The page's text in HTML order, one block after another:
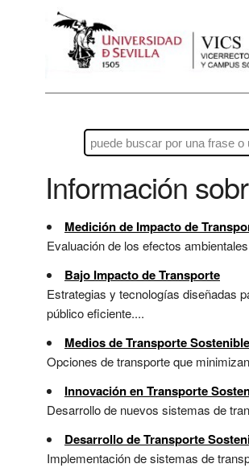
Información
Medición de Impacto de
Evaluación de los efectos
Bajo Impacto de Transporte
Estrategias y tecnologías diseñadas
público eficiente....
Medios de Transporte
Opciones de transporte que
Innovación en Transporte
Desarrollo de nuevos sistemas de
Desarrollo de Transporte
Implementación de sistemas de